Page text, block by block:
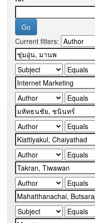
Current filters: